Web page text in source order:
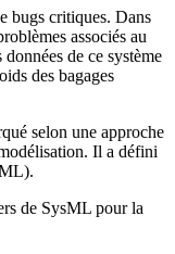
bugs critiques. Dans
associés au
de ce système
des bagages
selon une approche
Il a défini
de SysML pour la